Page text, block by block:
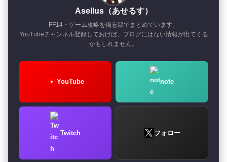
Asellus（あせるす）
FF14・ゲーム攻略を備忘録でまとめています。
YouTubeチャンネル登録しておけば、ブログにはない情報が出てくる
かもしれません。
YouTube note
Twitch フォロー